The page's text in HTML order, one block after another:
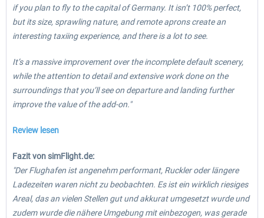
if you plan to fly to the capital of Germany. It isn’t 100% perfect,
but its size, sprawling nature, and remote aprons create an
interesting taxiing experience, and there is a lot to see.
It’s a massive improvement over the incomplete default scenery,
while the attention to detail and extensive work done on the
surroundings that you’ll see on departure and landing further
improve the value of the add-on."
Review lesen
Fazit von simFlight.de:
"Der Flughafen ist angenehm performant, Ruckler oder längere
Ladezeiten waren nicht zu beobachten. Es ist ein wirklich riesiges
Areal, das an vielen Stellen gut und akkurat umgesetzt wurde und
zudem wurde die nähere Umgebung mit einbezogen, was gerade